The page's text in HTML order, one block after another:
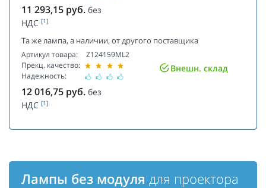
11 293,15 руб. без
НДС [1]
Та же лампа, а наличии, от другого поставщика
Артикул товара:
Прекц. качество:
Надежность:
Z124159ML2
Внешн. склад
12 016,75 руб. без
НДС [1]
Лампы без модуля для проектора